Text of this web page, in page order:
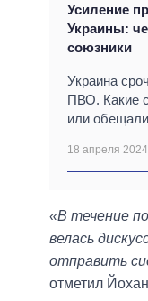
Усиление
Украины:
союзники
Украина
ПВО. Какие
или
18 апреля
«В течение
велась
отправить
отметил